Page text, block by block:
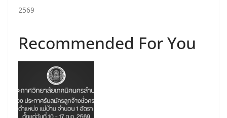
2569
Recommended For You